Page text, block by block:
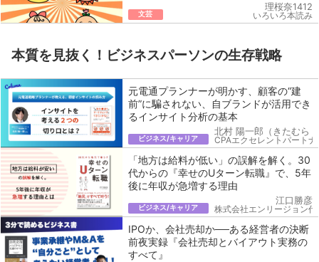
文芸
理桜奈1412
いろいろ本読み
本質を見抜く！ビジネスパーソンの生存戦略
元電通プランナーが明かす、顧客の“建
前”に騙されない、自ブランドが活用でき
るインサイト分析の基本
ビジネス/キャリア
北村 陽一郎（きたむら
CPAエクセレントパート
「地方は給料が低い」の誤解を解く。30
代からの『幸せのUターン転職』で、5年
後に年収が急増する理由
ビジネス/キャリア
江口勝彦
株式会社エンリージョン代
IPOか、会社売却か──ある経営者の決断
前夜実録『会社売却とバイアウト実務の
すべて』